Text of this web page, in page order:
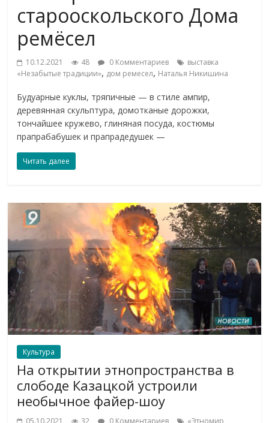
старооскольского Дома
ремёсел
10.12.2021 48 0 Комментариев
выставка
«Незабытые традиции», дом ремесел, Наталья Никишина
Будуарные куклы, тряпичные — в стиле ампир,
деревянная скульптура, домотканые дорожки,
тончайшее кружево, глиняная посуда, костюмы
прапрабабушек и прапрадедушек —
Читать далее
Культура
На открытии этнопространства в
слободе Казацкой устроили
необычное файер-шоу
05.10.2021 32 0 Комментариев
«Этномир